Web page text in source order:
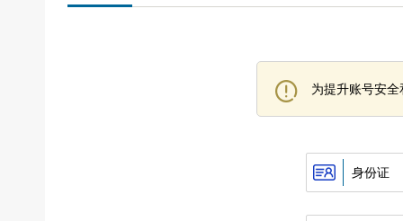
为提升账号安